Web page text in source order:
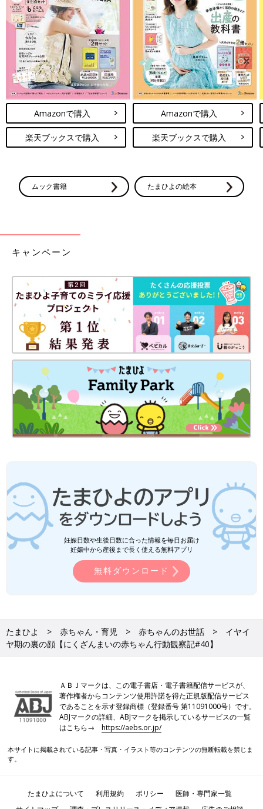
Amazonで購入
楽天ブックスで購入
Amazonで購入
楽天ブックスで購入
ムック書籍 たまひよの絵本
キャンペーン
妊娠日数や生後日数に合った情報を毎日お届け
妊娠中から産後まで長く使える無料アプリ
無料ダウンロード
たまひよ 赤ちゃん・育児 赤ちゃんのお世話
イヤイ
ヤ期の裏の顔【にくざんまいの赤ちゃん行動観察記#40】
ＡＢＪマークは、この電子書店・電子書籍配信サービスが、
著作権者からコンテンツ使用許諾を得た正規版配信サービス
であることを示す登録商標（登録番号 第11091000号）です。
ABJマークの詳細、ABJマークを掲示しているサービスの一覧
はこちら→https://aebs.or.jp/
本サイトに掲載されている記事・写真・イラスト等のコンテンツの無断転載を禁じま
す。
たまひよについて 利用規約 ポリシー
医師・専門家一覧